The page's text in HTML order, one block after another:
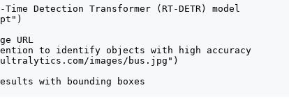
Detection Transformer (RT-DETR) model
URL
to identify objects with high accuracy
images/bus.jpg")
with bounding boxes